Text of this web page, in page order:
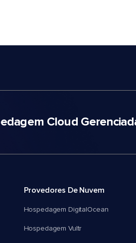
Cloud
Provedores De Nuvem
Hospedagem DigitalOcean
Hospedagem Vultr